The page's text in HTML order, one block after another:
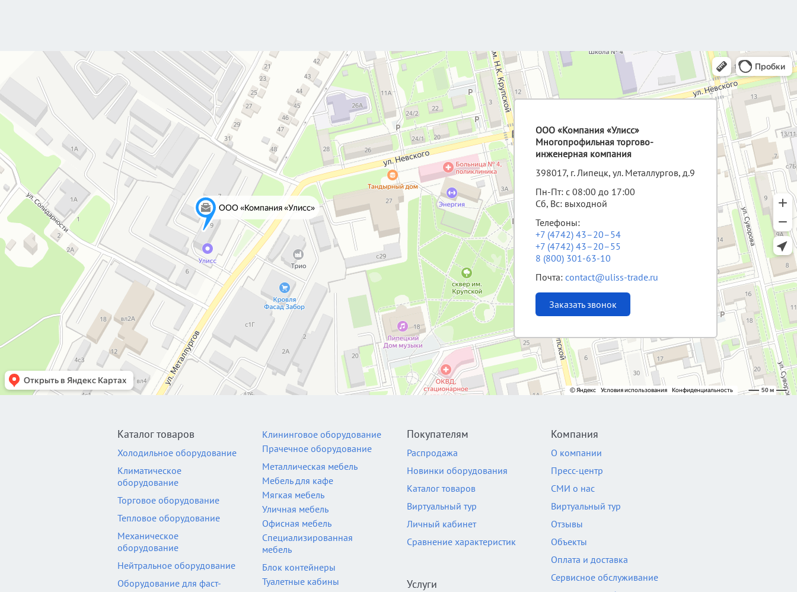
ООО «Компания «Улисс»
Многопрофильная торгово-
инженерная компания
398017, г. Липецк, ул. Металлургов, д.9
Пн-Пт: с 08:00 до 17:00
Сб, Вс: выходной
Телефоны:
+7 (4742) 43–20–54
+7 (4742) 43–20–55
8 (800) 301-63-10
Почта: contact@uliss-trade.ru
Заказать звонок
Каталог товаров
Холодильное оборудование
Климатическое
оборудование
Торговое оборудование
Тепловое оборудование
Механическое
оборудование
Нейтральное оборудование
Оборудование для фаст-
Клининговое оборудование
Прачечное оборудование
Металлическая мебель
Мебель для кафе
Мягкая мебель
Уличная мебель
Офисная мебель
Специализированная
мебель
Блок контейнеры
Туалетные кабины
Покупателям
Распродажа
Новинки оборудования
Каталог товаров
Виртуальный тур
Личный кабинет
Сравнение характеристик
Услуги
Компания
О компании
Пресс-центр
СМИ о нас
Виртуальный тур
Отзывы
Объекты
Оплата и доставка
Сервисное обслуживание